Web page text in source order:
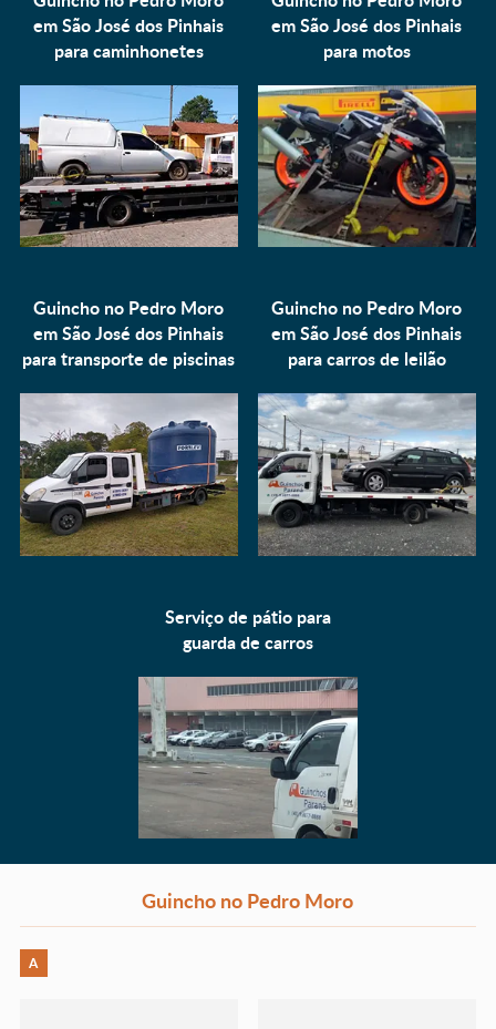
em São José dos Pinhais
paracaminhonetes
em São José dos Pinhais
para motos
Guincho no Pedro Moro
em São José dos Pinhais
paratransporte de piscinas
Guincho no Pedro Moro
em São José dos Pinhais
paracarros de leilão
Serviço de pátio para
guarda de carros
Guincho no Pedro Moro
A